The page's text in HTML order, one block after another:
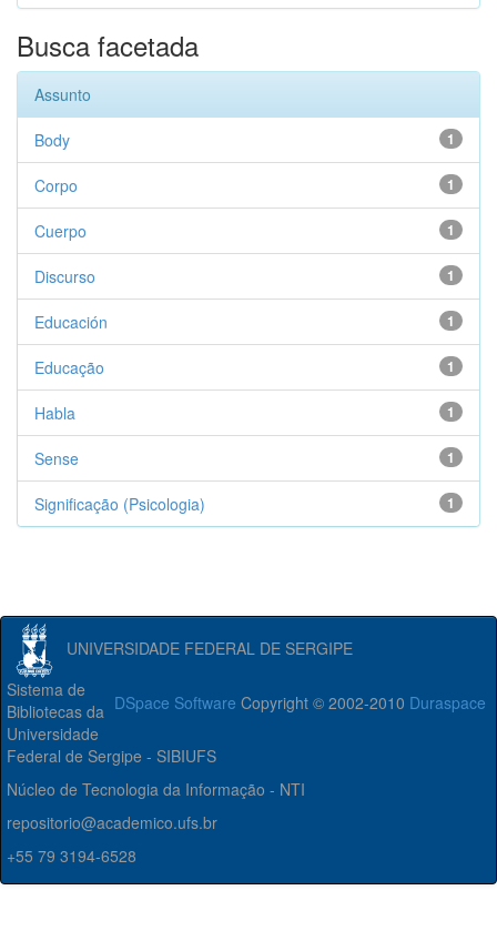
Busca facetada
Assunto
1
Body
1
Corpo
1
Cuerpo
1
Discurso
1
Educación
1
Educação
1
Habla
1
Sense
1
Significação (Psicologia)
UNIVERSIDADE FEDERAL DE SERGIPE
DSpace Software Copyright © 2002-2010 Duraspace
Sistema de
Bibliotecas da
Universidade
Federal de Sergipe - SIBIUFS
Núcleo de Tecnologia da Informação - NTI
repositorio@academico.ufs.br
+55 79 3194-6528